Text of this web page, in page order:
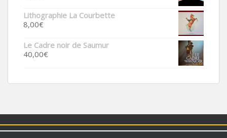
Lithographie La Courbette
8,00€
Le Cadre noir de Saumur
40,00€